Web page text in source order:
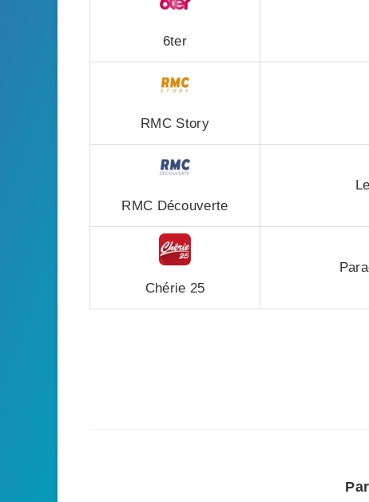
6ter
RMC Story
RMC Découverte
Chérie 25